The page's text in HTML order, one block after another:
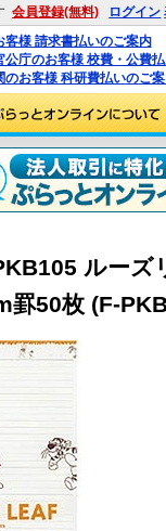
会員登録(無料) ログイン
客様 請求書払いのご案内
公庁のお客様 校費・公費
のお客様 科研費払いのご
ルー
罫50枚 (F-